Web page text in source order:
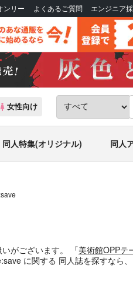
ンリー よくあるご質問 エンジニア
女性向け
同人特集(オリジナル) 同人
がございます。 「美術館OPPテ
に関する 同人誌を探すなら